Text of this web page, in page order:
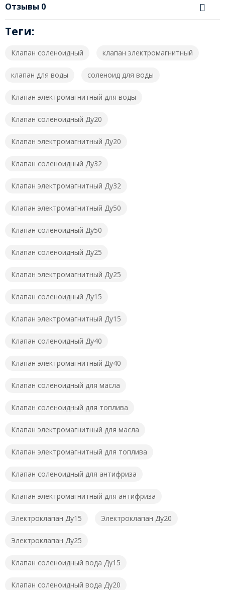
Отзывы 0
Теги:
Клапан соленоидный клапан электромагнитный
клапан для воды соленоид для воды
Клапан электромагнитный для воды
Клапан соленоидный Ду20
Клапан электромагнитный Ду20
Клапан соленоидный Ду32
Клапан электромагнитный Ду32
Клапан электромагнитный Ду50
Клапан соленоидный Ду50
Клапан соленоидный Ду25
Клапан электромагнитный Ду25
Клапан соленоидный Ду15
Клапан электромагнитный Ду15
Клапан соленоидный Ду40
Клапан электромагнитный Ду40
Клапан соленоидный для масла
Клапан соленоидный для топлива
Клапан электромагнитный для масла
Клапан электромагнитный для топлива
Клапан соленоидный для антифриза
Клапан электромагнитный для антифриза
Электроклапан Ду15 Электроклапан Ду20
Электроклапан Ду25
Клапан соленоидный вода Ду15
Клапан соленоидный вода Ду20